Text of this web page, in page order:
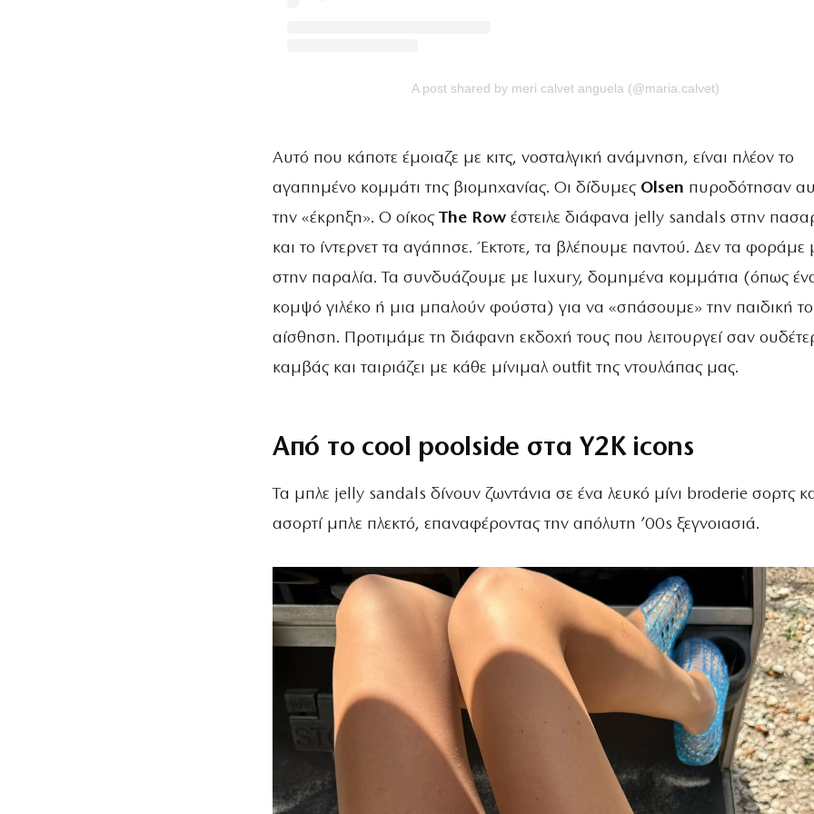
A post shared by meri calvet anguela (@maria.calvet)
Αυτό που κάποτε έμοιαζε με κιτς, νοσταλγική ανάμνηση, είναι πλέον το
αγαπημένο κομμάτι της βιομηχανίας. Oι δίδυμες Olsen πυροδότησαν
την «έκρηξη». O οίκος The Row έστειλε διάφανα jelly sandals στην
και το ίντερνετ τα αγάπησε. Έκτοτε, τα βλέπουμε παντού. Δεν τα φοράμε
στην παραλία. Τα συνδυάζουμε με luxury, δομημένα κομμάτια (όπως
κομψό γιλέκο ή μια μπαλούν φούστα) για να «σπάσουμε» την παιδική
αίσθηση. Προτιμάμε τη διάφανη εκδοχή τους που λειτουργεί σαν
καμβάς και ταιριάζει με κάθε μίνιμαλ outfit της ντουλάπας μας.
Από το cool poolside στα Y2K icons
Τα μπλε jelly sandals δίνουν ζωντάνια σε ένα λευκό μίνι broderie σορτς
ασορτί μπλε πλεκτό, επαναφέροντας την απόλυτη ’00s ξεγνοιασιά.